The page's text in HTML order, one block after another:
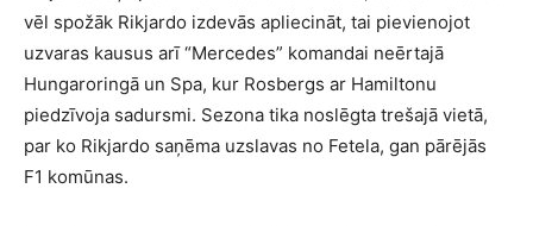
vēl spožāk Rikjardo izdevās apliecināt, tai pievienojot
uzvaras kausus arī “Mercedes” komandai neērtajā
Hungaroringā un Spa, kur Rosbergs ar Hamiltonu
piedzīvoja sadursmi. Sezona tika noslēgta trešajā vietā,
par ko Rikjardo saņēma uzslavas no Fetela, gan pārējās
F1 komūnas.